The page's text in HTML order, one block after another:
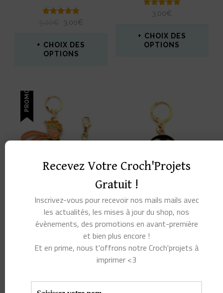
Note
5.00
LE
INITIAL
ÉTAIT :
3,00€LE
ACTUEL
CHOIX DES
OPTIONS
plusieurs
variations.
options
peuvent
être
choisies
la
Note
3,00€
CHOIX DES
OPTIONS
plusieurs
variations.
options
être
choisies
sur
la
du
PROMO !
MARQUEUR DE MAILLE
PETIT PRINCE
3,00€ LE
INITIAL
1,00€LE
PRIX
ACTUEL
EST :
CHOIX DES
MARQUEUR DE MAILLE
HAPPY PINGOUIN
3,00€
AJOUTER AU
Recevez Votre Croch'Projets
Gratuit !
Inscrivez-vous pour recevoir nos mails mails avec
les actualités, les mises à jour du shop, nos
évènements, des promotions en avant-première
et bien plus encore !
Et en prime, nous t'offrons notre Croch'projets à
imprimer <3